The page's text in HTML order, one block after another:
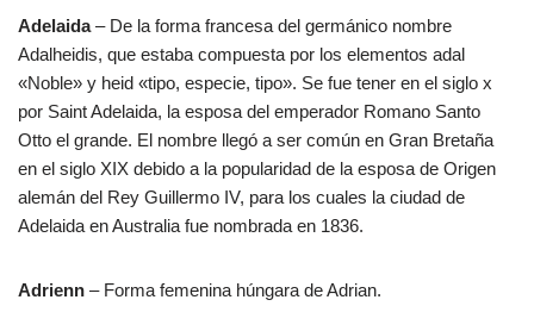
Adelaida– De la forma francesa del germánico nombre
Adalheidis, que estaba compuesta por los elementos adal
«Noble» y heid «tipo, especie, tipo». Se fue tener en el siglo x
por Saint Adelaida, la esposa del emperador Romano Santo
Otto el grande. El nombre llegó a ser común en Gran Bretaña
en el siglo XIX debido a la popularidad de la esposa de Origen
alemán del Rey Guillermo IV, para los cuales la ciudad de
Adelaida en Australia fue nombrada en 1836.
Adrienn – Forma femenina húngara de Adrian.